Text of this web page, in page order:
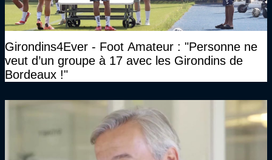
Girondins4Ever - Foot Amateur : "Personne ne
veut d’un groupe à 17 avec les Girondins de
Bordeaux !"